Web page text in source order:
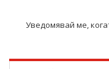
Уведомявай ме,